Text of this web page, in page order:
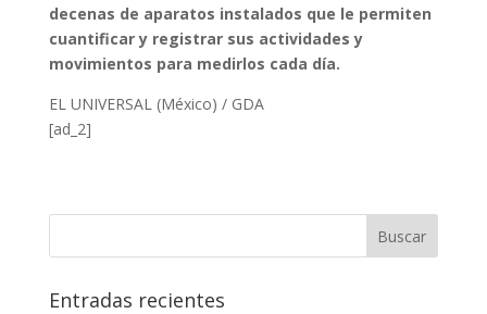
decenas de aparatos instalados que le permiten
cuantificar y registrar sus actividades y
movimientos para medirlos cada día.
EL UNIVERSAL (México) / GDA
[ad_2]
Entradas recientes